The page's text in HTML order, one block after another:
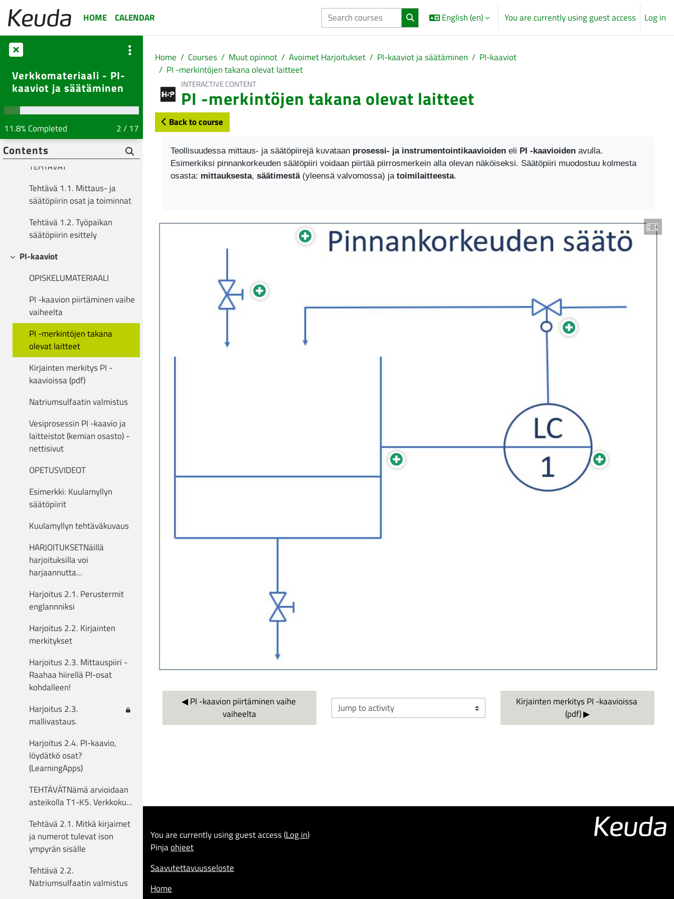
HOME
CALENDAR English ‎(en)‎ You are currently using guest access Log in
Home Courses Muut opinnot Avoimet Harjoitukset PI-kaaviot ja säätäminen
PI-kaaviot
PI -merkintöjen takana olevat laitteet
INTERACTIVE CONTENT
PI -merkintöjen takana olevat laitteet
Back to course
Teollisuudessa mittaus- ja säätöpiirejä kuvataan prosessi- ja instrumentointikaavioiden eli PI -kaavioiden avulla.
Esimerkiksi pinnankorkeuden säätöpiiri voidaan piirtää piirrosmerkein alla olevan näköiseksi. Säätöpiiri muodostuu kolmesta
osasta: mittauksesta, säätimestä(yleensä valvomossa) ja toimilaitteesta.
◀︎ PI -kaavion piirtäminen vaihe
vaiheelta
Jump to activity
Kirjainten merkitys PI -kaavioissa
(pdf) ▶︎
You are currently using guest access (Log in)
Pinjaohjeet
Saavutettavuusseloste
Home
Verkkomateriaali - PI-
kaaviot ja säätäminen
11.8% Completed 2 / 17
Contents
Säätöpiirin muodostuminen
Perustermit: Mittaus, säätö,
Pinnankorkeuden säätöpiirin
osat
käsi/automaattiajo
Toimilaitteet
TEHTÄVÄT
Tehtävä 1.1. Mittaus- ja
säätöpiirin osat ja toiminnat
Tehtävä 1.2. Työpaikan
säätöpiirin esittely
Collapse
PI-kaaviot
OPISKELUMATERIAALI
PI -kaavion piirtäminen vaihe
vaiheelta
PI -merkintöjen takana
olevat laitteet
Kirjainten merkitys PI -
kaavioissa (pdf)
Natriumsulfaatin valmistus
Vesiprosessin PI -kaavio ja
laitteistot (kemian osasto) -
nettisivut
OPETUSVIDEOT
Esimerkki: Kuulamyllyn
säätöpiirit
Kuulamyllyn tehtäväkuvaus
HARJOITUKSETNäillä
harjoituksilla voi
harjaannutta...
Harjoitus 2.1. Perustermit
englannniksi
Harjoitus 2.2. Kirjainten
merkitykset
Harjoitus 2.3. Mittauspiiri -
Raahaa hiirellä PI-osat
kohdalleen!
Harjoitus 2.3.
mallivastaus.
Harjoitus 2.4. PI-kaavio,
löydätkö osat?
(LearningApps)
TEHTÄVÄTNämä arvioidaan
asteikolla T1-K5. Verkkoku...
Tehtävä 2.1. Mitkä kirjaimet
ja numerot tulevat ison
ympyrän sisälle
Tehtävä 2.2.
Natriumsulfaatin valmistus